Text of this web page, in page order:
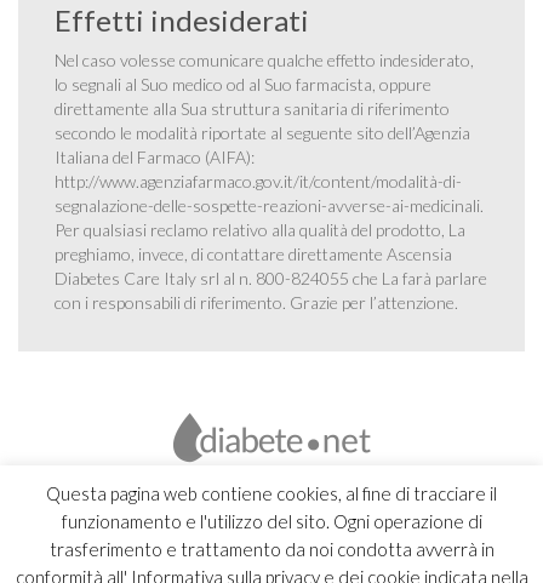
Questa pagina web contiene cookies, al fine di tracciare il
funzionamento e l'utilizzo del sito. Ogni operazione di
trasferimento e trattamento da noi condotta avverrà in
conformità all' Informativa sulla privacy e dei cookie indicata nella
Effetti indesiderati
Nel caso volesse comunicare qualche effetto indesiderato,
lo segnali al Suo medico od al Suo farmacista, oppure
direttamente alla Sua struttura sanitaria di riferimento
secondo le modalità riportate al seguente sito dell’Agenzia
Italiana del Farmaco (AIFA):
http://www.agenziafarmaco.gov.it/it/content/modalità-di-
segnalazione-delle-sospette-reazioni-avverse-ai-medicinali.
Per qualsiasi reclamo relativo alla qualità del prodotto, La
preghiamo, invece, di contattare direttamente Ascensia
Diabetes Care Italy srl al n. 800-824055 che La farà parlare
con i responsabili di riferimento. Grazie per l’attenzione.